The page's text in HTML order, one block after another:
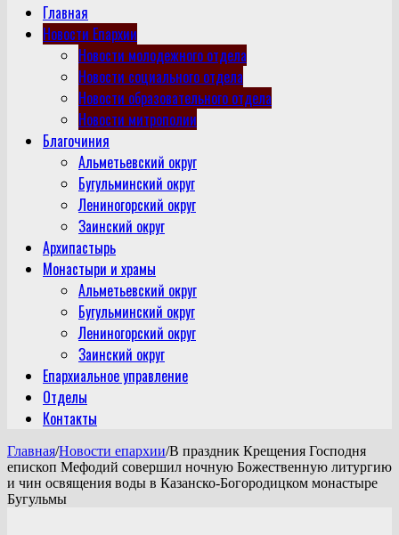
Главная
Новости Епархии
Новости молодежного отдела
Новости социального отдела
Новости образовательного отдела
Новости митрополии
Благочиния
Альметьевский округ
Бугульминский округ
Лениногорский округ
Заинский округ
Архипастырь
Монастыри и храмы
Альметьевский округ
Бугульминский округ
Лениногорский округ
Заинский округ
Епархиальное управление
Отделы
Контакты
Главная/Новости епархии/В праздник Крещения Господня
епископ Мефодий совершил ночную Божественную литургию
и чин освящения воды в Казанско-Богородицком монастыре
Бугульмы